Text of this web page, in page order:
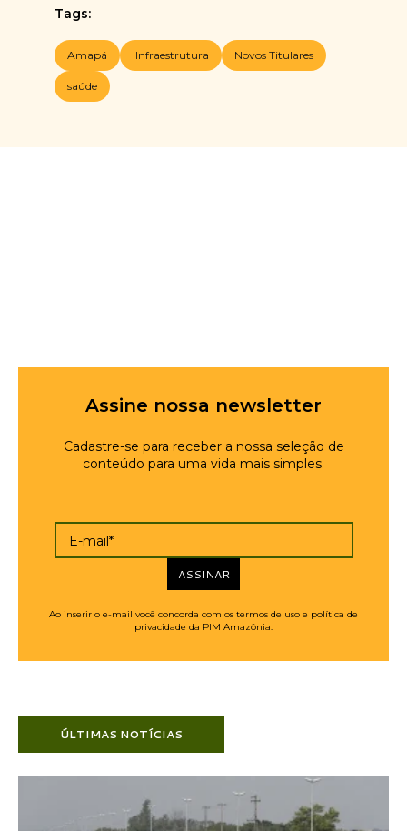
Tags:
Amapá IInfraestrutura Novos Titulares
saúde
Assine nossa newsletter
Cadastre-se para receber a nossa seleção de
conteúdo para uma vida mais simples.
E-mail*
ASSINAR
Ao inserir o e-mail você concorda com os termos de uso e política de
privacidade da PIM Amazônia.
ÚLTIMAS NOTÍCIAS